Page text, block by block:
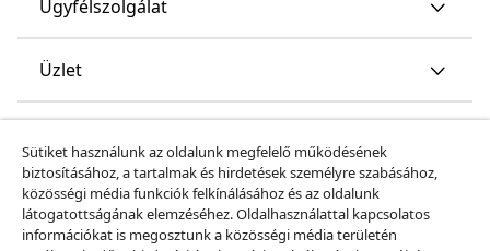
Ügyfélszolgálat
Üzlet
Fedezz fel többet
Sütiket használunk az oldalunk megfelelő működésének
biztosításához, a tartalmak és hirdetések személyre szabásához,
közösségi média funkciók felkínálásához és az oldalunk
látogatottságának elemzéséhez. Oldalhasználattal kapcsolatos
információkat is megosztunk a közösségi média területén